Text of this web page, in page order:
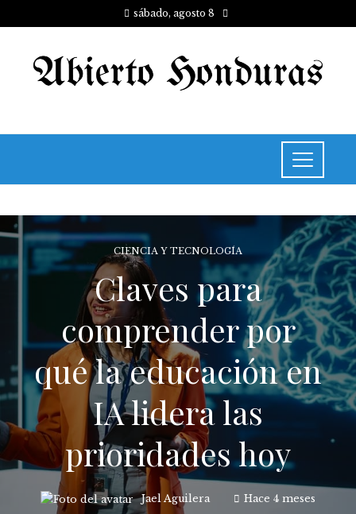
sábado, agosto 8
CIENCIA Y TECNOLOGÍA
Claves para
comprender por
qué la educación en
IA lidera las
prioridades hoy
Jael Aguilera Hace 4 meses